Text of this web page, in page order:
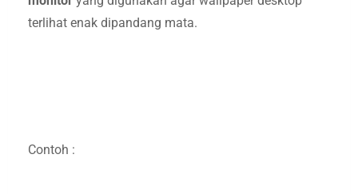
terlihat enak dipandang mata.
Contoh :